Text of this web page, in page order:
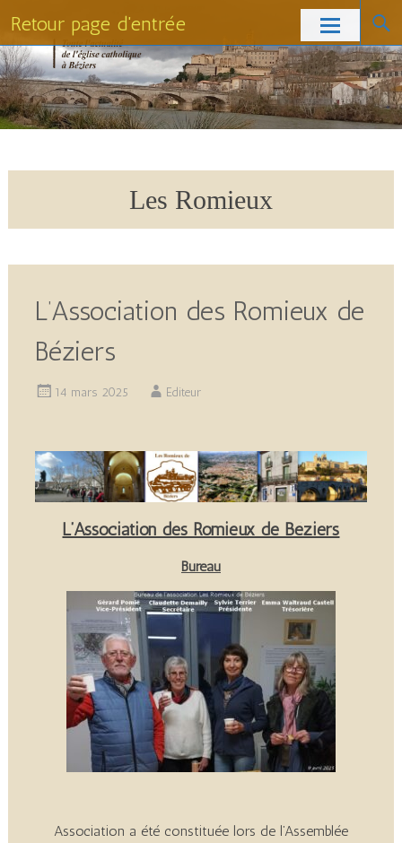
Retour page d'entrée
Skip
to
content
Les Romieux
L’Association des Romieux de
Béziers
14 mars 2025 Editeur
L’Association des Romieux de Béziers
Bureau
Association a été constituée lors de l’Assemblée